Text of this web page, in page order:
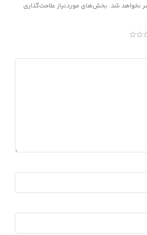
نخواهد شد. بخش‌های موردنیاز علامت‌گذاری